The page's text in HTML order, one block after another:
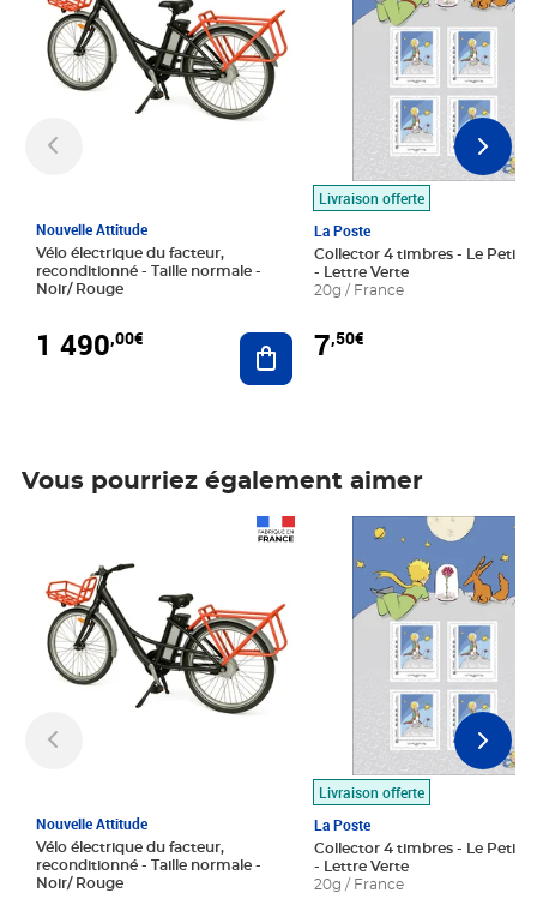
Nouvelle Attitude
Vélo électrique du facteur,
reconditionné - Taille normale -
Noir/ Rouge
1 490,00€ Ajouter au panier
Livraison offerte
La Poste
Collector 4 timbres - Le Petit
- Lettre Verte
20g / France
7,50€
Vous pourriez également aimer
Nouvelle Attitude
Vélo électrique du facteur,
reconditionné - Taille normale -
Noir/ Rouge
Livraison offerte
La Poste
Collector 4 timbres - Le Petit
- Lettre Verte
20g / France
Prix 7,50€